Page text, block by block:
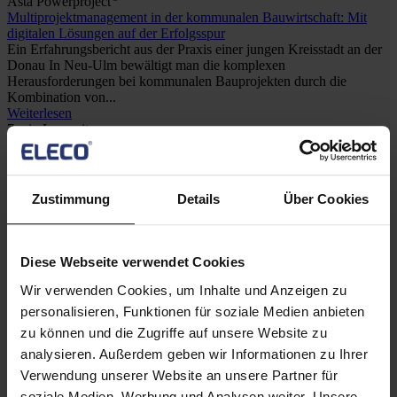
Zustimmung Details Über Cookies
Diese Webseite verwendet Cookies
Wir verwenden Cookies, um Inhalte und Anzeigen zu
personalisieren, Funktionen für soziale Medien anbieten
zu können und die Zugriffe auf unsere Website zu
analysieren. Außerdem geben wir Informationen zu Ihrer
Verwendung unserer Website an unsere Partner für
Multiprojektmanagement in der kommunalen Bauwirtschaft: Mit
digitalen Lösungen auf der Erfolgsspur
Ein Erfahrungsbericht aus der Praxis einer jungen Kreisstadt an der
Donau In Neu-Ulm bewältigt man die komplexen
Herausforderungen bei kommunalen Bauprojekten durch die
Kombination von...
Weiterlesen
7 min Lesezeit
Asta Powerproject
Alle anzeigen
Halten Sie mich auf dem Laufenden
Produkte
Asta Powerproject
Softwareportfolio anzeigen
Lösungen